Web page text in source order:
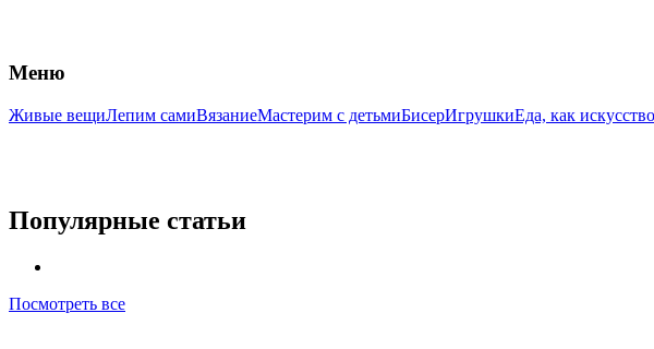
Меню
Живые вещиЛепим самиВязаниеМастерим с детьмиБисерИгрушкиЕда, как искусство
Популярные статьи
Посмотреть все